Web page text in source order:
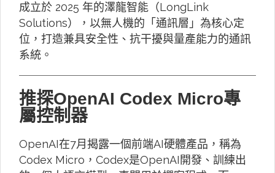
成立於 2025 年的澤龍智能（LongLink
Solutions），以無人機的「通訊層」為核心定
位，打造兼具安全性、抗干擾與量產能力的通訊
系統。
推探OpenAI Codex Micro專
屬控制器
OpenAI在7月揭露一個前端AI硬體產品，稱為
Codex Micro，Codex是OpenAI開發、訓練出